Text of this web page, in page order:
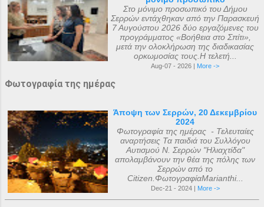
Στο μόνιμο προσωπικό του Δήμου
Σερρών εντάχθηκαν από την Παρασκευή
7 Αυγούστου 2026 δύο εργαζόμενες του
προγράμματος «Βοήθεια στο Σπίτι»,
μετά την ολοκλήρωση της διαδικασίας
ορκωμοσίας τους.Η τελετή...
Aug-07 - 2026 | More ->
Φωτογραφία της ημέρας
Άποψη των Σερρών, 20 Δεκεμβρίου
2024
Φωτογραφία της ημέρας - Τελευταίες
αναρτήσεις Τα παιδιά του Συλλόγου
Αυτισμού Ν. Σερρών "Ηλιαχτίδα"
απολαμβάνουν την θέα της πόλης των
Σερρών από το
Citizen.ΦωτογραφίαMarianthi...
Dec-21 - 2024 | More ->